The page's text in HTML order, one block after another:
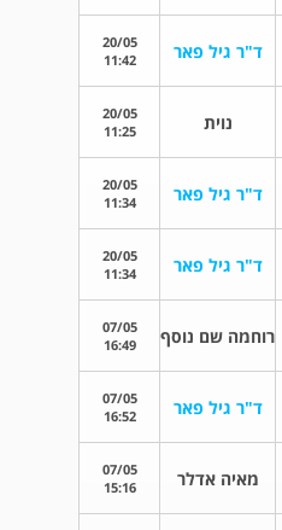
ד"ר גיל פאר
20/05
11:42
נוית
20/05
11:25
ד"ר גיל פאר
20/05
11:34
ד"ר גיל פאר
20/05
11:34
רוחמה שם נוסף
07/05
16:49
ד"ר גיל פאר
07/05
16:52
מאיה אדלר
07/05
15:16